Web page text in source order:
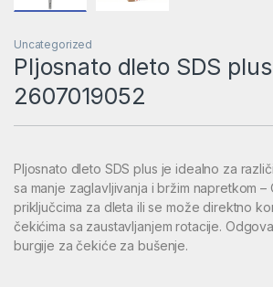
Uncategorized
Pljosnato dleto SDS plus |
2607019052
Pljosnato dleto SDS plus je idealno za
sa manje zaglavljivanja i bržim napretkom –
priključcima za dleta ili se može direktno
čekićima sa zaustavljanjem rotacije.
burgije za čekiće za bušenje.